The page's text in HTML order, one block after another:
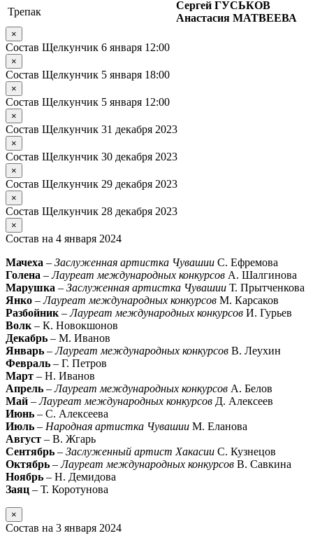
Трепак
Сергей ГУСЬКОВ
Анастасия МАТВЕЕВА
×
Состав Щелкунчик 6 января 12:00
×
Состав Щелкунчик 5 января 18:00
×
Состав Щелкунчик 5 января 12:00
×
Состав Щелкунчик 31 декабря 2023
×
Состав Щелкунчик 30 декабря 2023
×
Состав Щелкунчик 29 декабря 2023
×
Состав Щелкунчик 28 декабря 2023
×
Состав на 4 января 2024
Мачеха – Заслуженная артистка Чувашии С. Ефремова
Голена –Лауреат международных конкурсов А. Шалгинова
Марушка – Заслуженная артистка Чувашии Т. Прытченкова
Янко –Лауреат международных конкурсов М. Карсаков
Разбойник –Лауреат международных конкурсов И. Гурьев
Волк – К. Новокшонов
Декабрь – М. Иванов
Январь –Лауреат международных конкурсов В. Леухин
Февраль – Г. Петров
Март – Н. Иванов
Апрель –Лауреат международных конкурсов А. Белов
Май –Лауреат международных конкурсов Д. Алексеев
Июнь – С. Алексеева
Июль – Народная артистка Чувашии М. Еланова
Август – В. Жгарь
Сентябрь – Заслуженный артист Хакасии С. Кузнецов
Октябрь –Лауреат международных конкурсов В. Савкина
Ноябрь – Н. Демидова
Заяц – Т. Коротунова
×
Состав на 3 января 2024